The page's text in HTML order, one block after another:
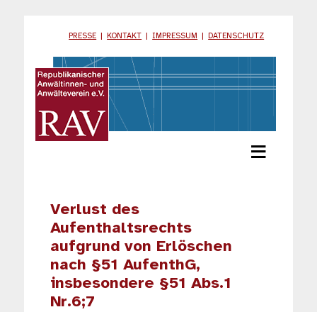
PRESSE KONTAKT |IMPRESSUM DATENSCHUTZ
≡
Verlust des
Aufenthaltsrechts
aufgrund von Erlöschen
nach §51 AufenthG,
insbesondere §51 Abs.1
Nr.6;7